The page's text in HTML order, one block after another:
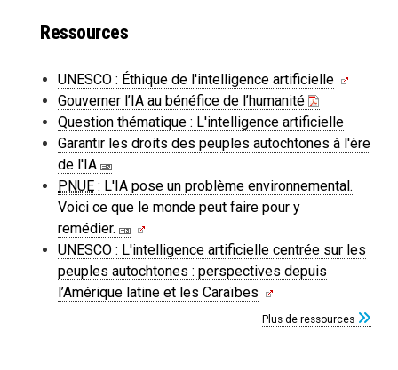
Ressources
UNESCO : Éthique de l'intelligence artificielle
Gouverner l’IA au bénéfice de l’humanité
Question thématique : L'intelligence artificielle
Garantir les droits des peuples autochtones à l'ère
de l'IA
PNUE : L'IA pose un problème environnemental.
Voici ce que le monde peut faire pour y
remédier.
UNESCO : L'intelligence artificielle centrée sur les
peuples autochtones : perspectives depuis
l’Amérique latine et les Caraïbes
Plus de ressources